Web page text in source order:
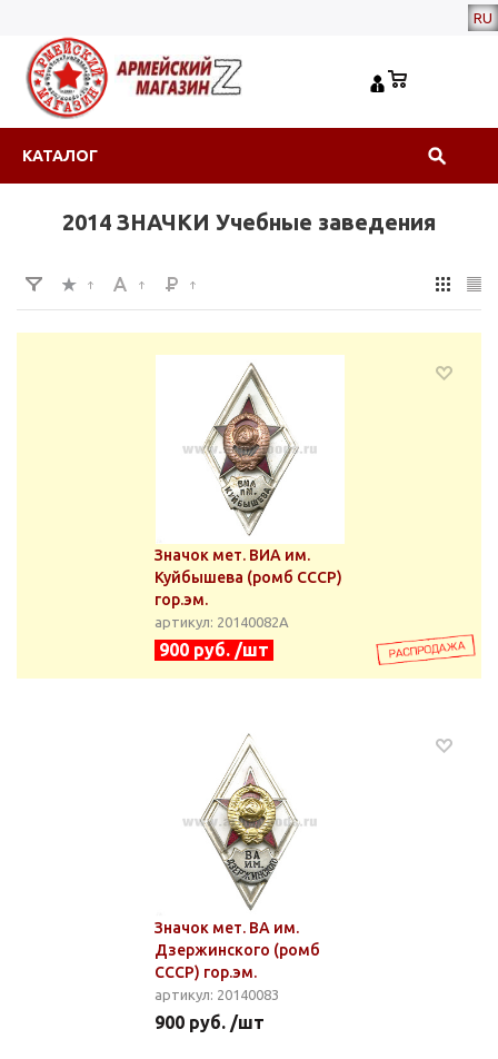
RU
КАТАЛОГ
2014 ЗНАЧКИ Учебные заведения
Значок мет. ВИА им.
Куйбышева (ромб СССР)
гор.эм.
артикул: 20140082А
900 руб. /шт
Значок мет. ВА им.
Дзержинского (ромб
СССР) гор.эм.
артикул: 20140083
900 руб. /шт